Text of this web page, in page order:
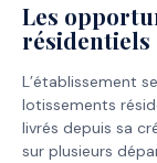
Les
résidentiels
L’établissement
lotissements
livrés depuis sa
sur plusieurs